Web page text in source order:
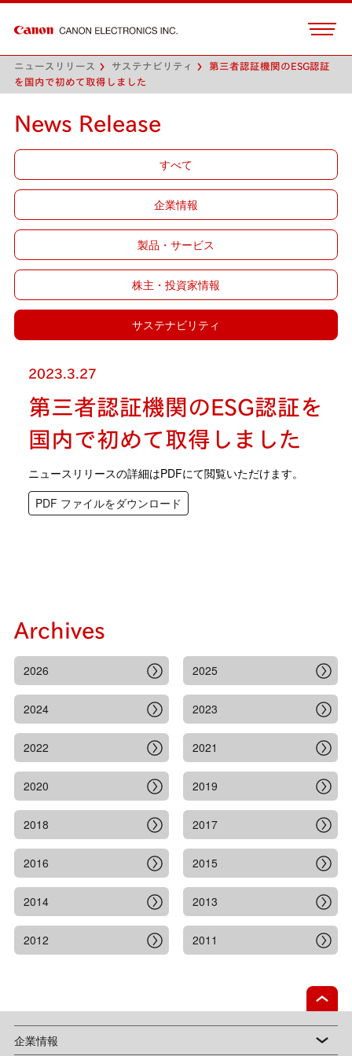
ニュースリリース サステナビリティ
第三者認証機関のESG認証
を国内で初めて取得しました
News Release
すべて
企業情報
製品・サービス
株主・投資家情報
サステナビリティ
2023.3.27
第三者認証機関のESG認証を
国内で初めて取得しました
ニュースリリースの詳細はPDFにて閲覧いただけます。
PDF ファイルをダウンロード
Archives
2026 2025
2024 2023
2022 2021
2020 2019
2018 2017
2016 2015
2014 2013
2012 2011
企業情報